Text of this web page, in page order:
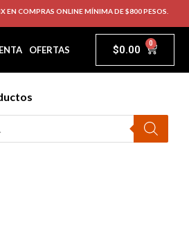
EN COMPRAS ONLINE MÍNIMA DE $800 PESOS.
OFERTAS $0.00 0